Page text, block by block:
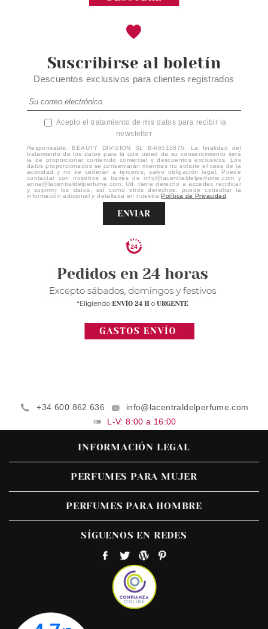
Suscribirse al boletín
Descuentos exclusivos para clientes registrados
Acepto el tratamiento de mis datos para recibir la
newsletter
Responsable: BEAUTY DIVISION SL B-66515875. La finalidad del
tratamiento de los datos para la que usted da su consentimiento será
la de proporcionar contenido comercial y descuentos exclusivos. Los
datos proporcionados se conservarán mientras no solicite el cese de la
actividad y no se cederán a terceros, salvo obligación legal. Puede
contactar con nosotros a través de info@lacentraldelperfume.com y
anna@lacentraldelperfume.com. Ud. tiene derecho a acceder, rectificar
y suprimir los datos, así como otros derechos, puede consultar la
información adicional y detallada en nuestraPolítica de Privacidad
ENVIAR
+34 600 862 636
info@lacentraldelperfume.com
L-V: 8:00 a 16:00
INFORMACIÓN LEGAL
PERFUMES PARA MUJER
PERFUMES PARA HOMBRE
SÍGUENOS EN REDES